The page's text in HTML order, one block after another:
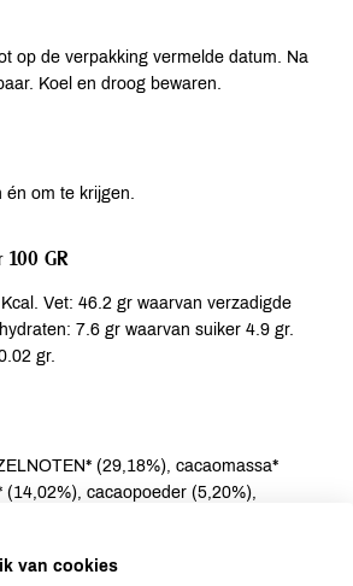
op de verpakking vermelde datum. Na
Koel en droog bewaren.
én om te krijgen.
100 GR
Vet: 46.2 gr waarvan verzadigde
7.6 gr waarvan suiker 4.9 gr.
gr.
(29,18%), cacaomassa*
(14,02%), cacaopoeder (5,20%),
van cookies